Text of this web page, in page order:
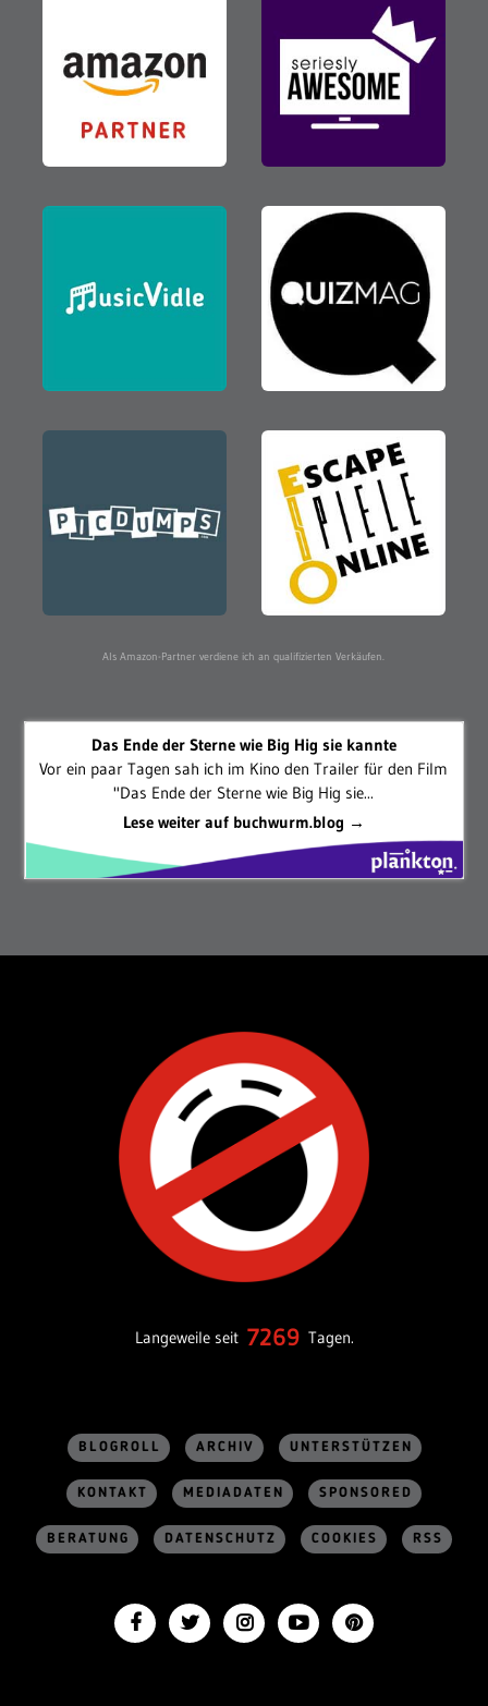
Als Amazon-Partner verdiene ich an qualifizierten Verkäufen.
Das Ende der Sterne wie Big Hig sie kannte
Vor ein paar Tagen sah ich im Kino den Trailer für den Film
"Das Ende der Sterne wie Big Hig sie...
Lese weiter auf buchwurm.blog →
Langeweile seit 7269 Tagen.
BLOGROLL ARCHIV UNTERSTÜTZEN
KONTAKT MEDIADATEN SPONSORED
BERATUNG DATENSCHUTZ COOKIES RSS